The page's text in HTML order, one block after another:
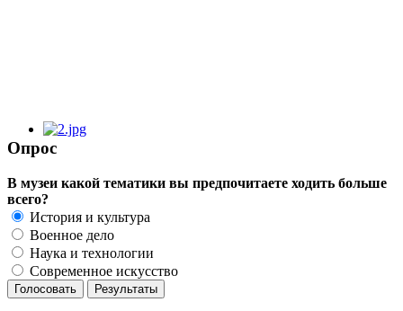
Опрос
В музеи какой тематики вы предпочитаете ходить больше
всего?
История и культура
Военное дело
Наука и технологии
Современное искусство